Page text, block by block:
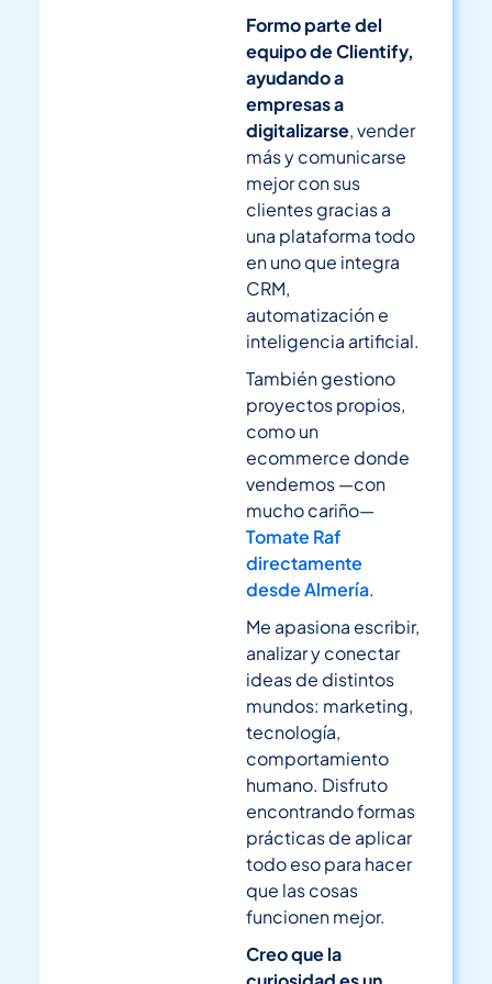
Formo parte del
equipo de Clientify,
ayudando a
empresas a
digitalizarse, vender
más y comunicarse
mejor con sus
clientes gracias a
una plataforma todo
en uno que integra
CRM,
automatización e
inteligencia artificial.
También gestiono
proyectos propios,
como un
ecommerce donde
vendemos —con
mucho cariño—
Tomate Raf
directamente
desde Almería.
Me apasiona escribir,
analizar y conectar
ideas de distintos
mundos: marketing,
tecnología,
comportamiento
humano. Disfruto
encontrando formas
prácticas de aplicar
todo eso para hacer
que las cosas
funcionen mejor.
Creo que la